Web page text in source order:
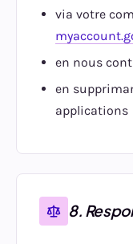
via votre
en nous
en
applications
8.